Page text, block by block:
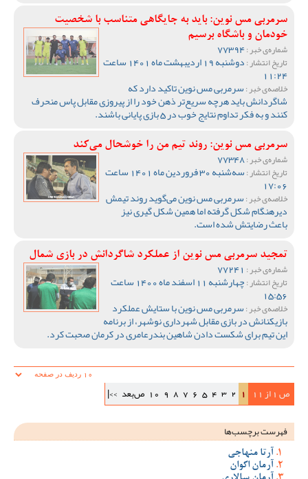
سرمربی مس نوین: باید به جایگاهی متناسب با شخصیت
خودمان و باشگاه برسیم
شماره‌ی خبر :
تاریخ انتشار : دوشنبه 19 اردیبهشت ماه 1401 ساعت
11:24
خلاصه‌ی خبر :سرمربی مس نوین تاکید دارد که
شاگردانش باید هرچه سریع‌تر ذهن خود را از پیروزی مقابل پاس منحرف
کنند و به فکر تداوم نتایج خوب در 5 بازی پایانی باشند.
سرمربی مس نوین: روند تیم من را خوشحال می‌کند
شماره‌ی خبر :
تاریخ انتشار : سه‌شنبه 30 فروردین ماه 1401 ساعت
17:06
خلاصه‌ی خبر :سرمربی مس نوین می‌گوید روند تیمش
دیرهنگام شکل گرفته اما همین شکل گیری نیز
باعث رضایتش شده است.
تمجید سرمربی مس نوین از عملکرد شاگردانش در بازی شمال
شماره‌ی خبر :
تاریخ انتشار : چهارشنبه 11 اسفند ماه 1400 ساعت
15:56
خلاصه‌ی خبر :سرمربی مس نوین با ستایش عملکرد
بازیکنانش در بازی مقابل شهرداری نوشهر، از برنامه
این تیم برای شکست دادن شاهین بندرعامری در کرمان صحبت کرد.
ص 1 از 11 1
2
3
4
5
6
7
8
9
10 ص‌بعد >>|
فهرست برچسب‌ها
آرتا منهاجی
آرمان اکوان